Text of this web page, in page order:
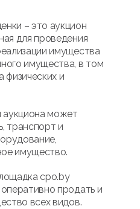
– это аукцион
для проведения
имущества
имущества, в том
физических и
аукциона может
транспорт и
имущество.
cpo.by
продать и
всех видов.